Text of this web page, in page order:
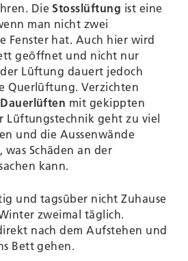
Die Stosslüftung ist eine
man nicht zwei
Fenster hat. Auch hier wird
geöffnet und nicht nur
Lüftung dauert jedoch
Querlüftung. Verzichten
Dauerlüften mit gekippten
Lüftungstechnik geht zu viel
und die Aussenwände
Schäden an der
kann.
und tagsüber nicht Zuhause
zweimal täglich.
nach dem Aufstehen und
Bett gehen.